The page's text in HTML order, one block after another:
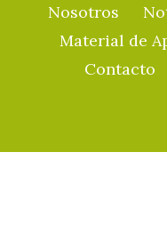
Nosotros
Material de
Contacto